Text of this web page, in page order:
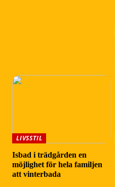
LIVSSTIL
Isbad i trädgården en
möjlighet för hela familjen
att vinterbada